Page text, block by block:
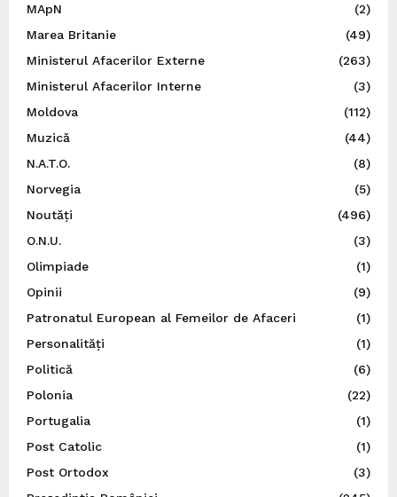
MApN
(2)
Marea Britanie
(49)
Ministerul Afacerilor Externe
(263)
Ministerul Afacerilor Interne
(3)
Moldova
(112)
Muzică
(44)
N.A.T.O.
(8)
Norvegia
(5)
Noutăți
(496)
O.N.U.
(3)
Olimpiade
(1)
Opinii
(9)
Patronatul European al Femeilor de Afaceri
(1)
Personalități
(1)
Politică
(6)
Polonia
(22)
Portugalia
(1)
Post Catolic
(1)
Post Ortodox
(3)